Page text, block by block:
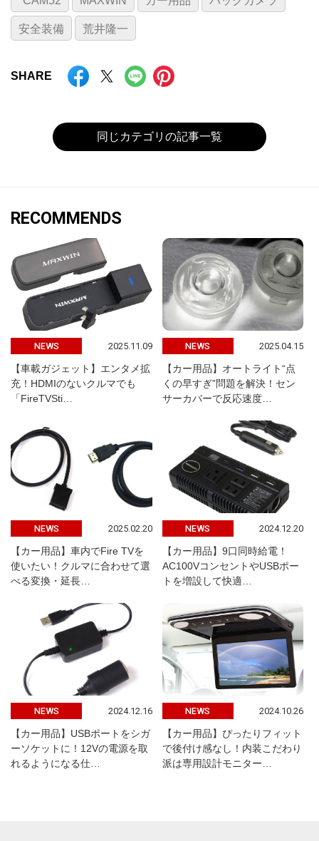
安全装備 荒井隆一
SHARE
同じカテゴリの記事一覧
RECOMMENDS
NEWS 2025.11.09
【車載ガジェット】エンタメ拡
充！HDMIのないクルマでも
「FireTVSti…
NEWS 2025.04.15
【カー用品】オートライト“点
くの早すぎ”問題を解決！セン
サーカバーで反応速度…
NEWS 2025.02.20
【カー用品】車内でFire TVを
使いたい！クルマに合わせて選
べる変換・延長…
NEWS 2024.12.20
【カー用品】9口同時給電！
AC100VコンセントやUSBポー
トを増設して快適…
NEWS 2024.12.16
【カー用品】USBポートをシガ
ーソケットに！12Vの電源を取
れるようになる仕…
NEWS 2024.10.26
【カー用品】ぴったりフィット
で後付け感なし！内装こだわり
派は専用設計モニター…